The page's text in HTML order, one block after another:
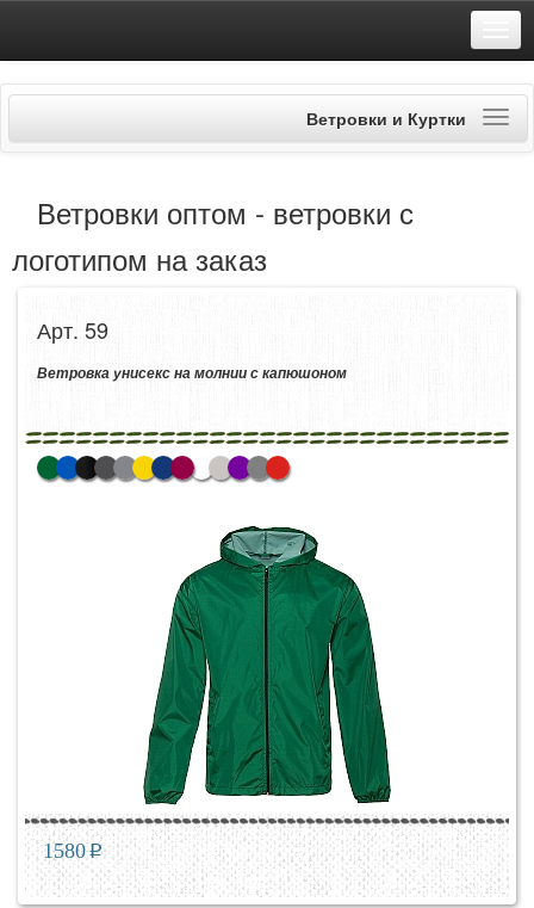
Ветровки и Куртки
Ветровки оптом - ветровки с
логотипом на заказ
Арт. 59
Ветровка унисекс на молнии с капюшоном
1580p